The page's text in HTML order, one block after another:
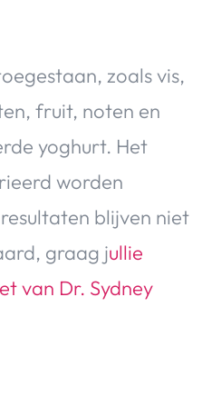
zoals vis,
fruit, noten en
yoghurt. Het
worden
blijven niet
graag jullie
van Dr. Sydney